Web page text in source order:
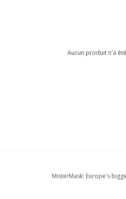
Aucun produit n'a
MisterMask: Europe's